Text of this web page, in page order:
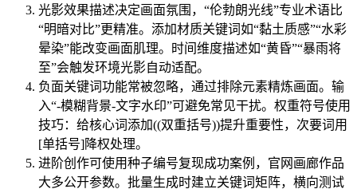
光影效果描述决定画面氛围，“伦勃朗光线”专业术语比
“明暗对比”更精准。添加材质关键词如“黏土质感”“水彩
晕染”能改变画面肌理。时间维度描述如“黄昏”“暴雨将
至”会触发环境光影自动适配。
负面关键词功能常被忽略，通过排除元素精炼画面。输
入“-模糊背景-文字水印”可避免常见干扰。权重符号使用
技巧：给核心词添加((双重括号))提升重要性，次要词用
[单括号]降权处理。
进阶创作可使用种子编号复现成功案例，官网画廊作品
大多公开参数。批量生成时建立关键词矩阵，横向测试